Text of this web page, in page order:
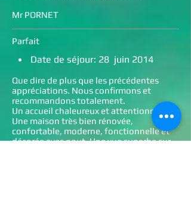
Mr PORNET
Parfait
Date de séjour: 28 juin 2014
Que dire de plus que les précédentes
appréciations. Nous confirmons et
recommandons totalement.
Un accueil chaleureux et attentionné.
Une maison très bien rénovée,
confortable, moderne, fonctionnelle et
décorée avec gout. Une vue superbe sur